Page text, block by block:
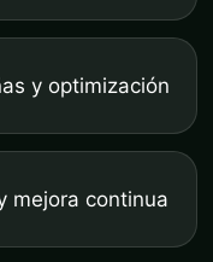
y optimización
mejora continua